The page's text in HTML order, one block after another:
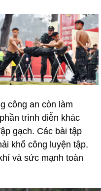
công an còn làm
trình diễn khác
gạch. Các bài tập
khổ công luyện tập,
và sức mạnh toàn